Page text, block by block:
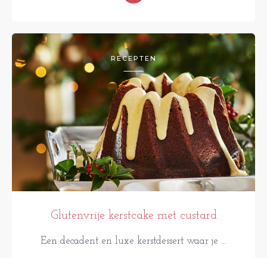
RECEPTEN
Glutenvrije kerstcake met custard
Een decadent en luxe kerstdessert waar je ...